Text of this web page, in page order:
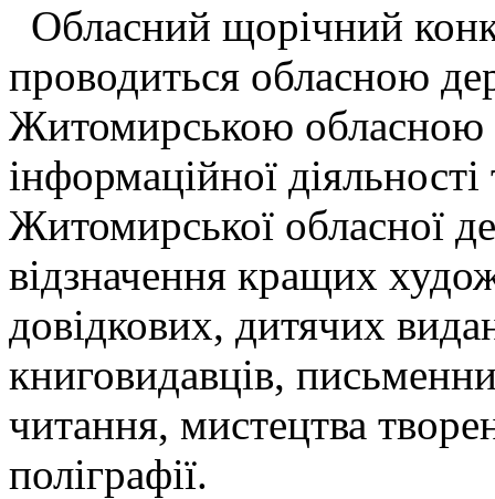
Обласний щорічний
проводиться обласною
Житомирською обласною
інформаційної
Житомирської обласної
відзначення кращих
довідкових, дитячих
книговидавців,
читання, мистецтва
поліграфії.